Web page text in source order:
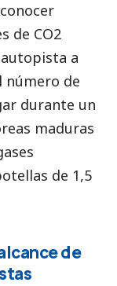
de CO2
a
número de
durante un
maduras
de 1,5
de